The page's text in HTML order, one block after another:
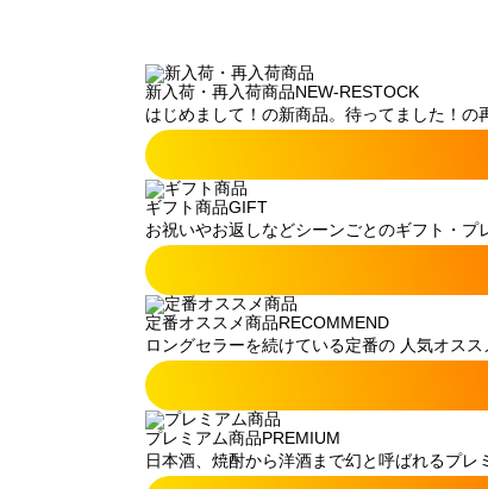
新入荷・再入荷商品NEW-RESTOCK
はじめまして！の新商品。待ってました！の
ギフト商品GIFT
お祝いやお返しなどシーンごとのギフト・プ
定番オススメ商品RECOMMEND
ロングセラーを続けている定番の 人気オス
プレミアム商品PREMIUM
日本酒、焼酎から洋酒まで幻と呼ばれるプレ